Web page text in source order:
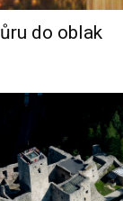
do oblak